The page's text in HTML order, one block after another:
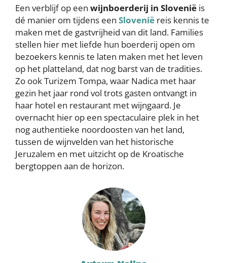
Een verblijf op een wijnboerderij in Slovenië is
dé manier om tijdens een Slovenië reis kennis te
maken met de gastvrijheid van dit land. Families
stellen hier met liefde hun boerderij open om
bezoekers kennis te laten maken met het leven
op het platteland, dat nog barst van de tradities.
Zo ook Turizem Tompa, waar Nadica met haar
gezin het jaar rond vol trots gasten ontvangt in
haar hotel en restaurant met wijngaard. Je
overnacht hier op een spectaculaire plek in het
nog authentieke noordoosten van het land,
tussen de wijnvelden van het historische
Jeruzalem en met uitzicht op de Kroatische
bergtoppen aan de horizon.